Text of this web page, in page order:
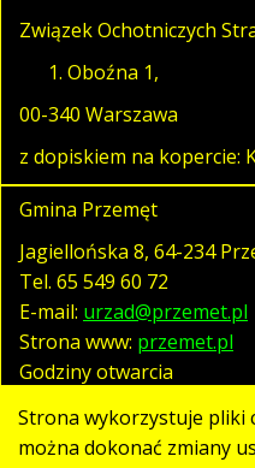
Związek Ochotniczych
Oboźna 1,
00-340 Warszawa
z dopiskiem na kopercie:
Gmina Przemęt
Jagiellońska 8, 64-234
Tel. 65 549 60 72
E-mail: urzad@przemet.pl
Strona www: przemet.pl
Godziny otwarcia
pn. - pt. 07:30 - 15:30
Strona wykorzystuje pliki
można dokonać zmiany